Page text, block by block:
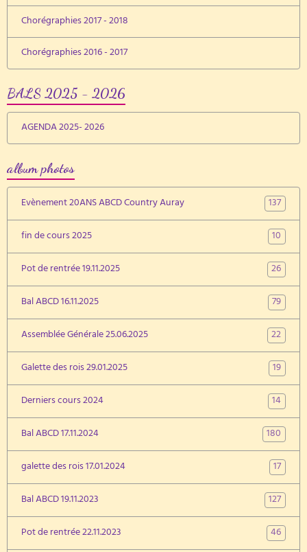
Chorégraphies 2017 - 2018
Chorégraphies 2016 - 2017
BALS 2025 - 2026
AGENDA 2025- 2026
album photos
Evènement 20ANS ABCD Country Auray
137
fin de cours 2025
10
Pot de rentrée 19.11.2025
26
Bal ABCD 16.11.2025
79
Assemblée Générale 25.06.2025
22
Galette des rois 29.01.2025
19
Derniers cours 2024
14
Bal ABCD 17.11.2024
180
galette des rois 17.01.2024
17
Bal ABCD 19.11.2023
127
Pot de rentrée 22.11.2023
46